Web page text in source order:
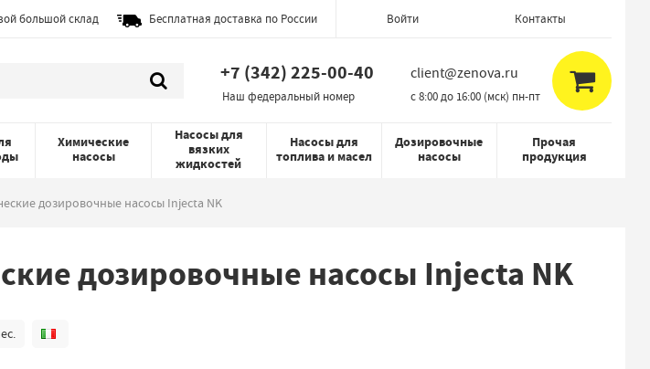
большой склад Бесплатная доставка по России Войти Контакты
+7 (342) 225-00-40
Наш федеральный номер
client@zenova.ru
c 8:00 до 16:00 (мск) пн-пт
Химические
насосы
Насосы для
вязких
жидкостей
Насосы для
топлива и масел
Дозировочные
насосы
Прочая
продукция
дозировочные насосы Injecta NK
дозировочные насосы Injecta NK